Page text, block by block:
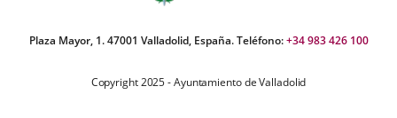
Plaza Mayor, 1. 47001 Valladolid, España. Teléfono:+34 983 426 100
Copyright 2025 - Ayuntamiento de Valladolid